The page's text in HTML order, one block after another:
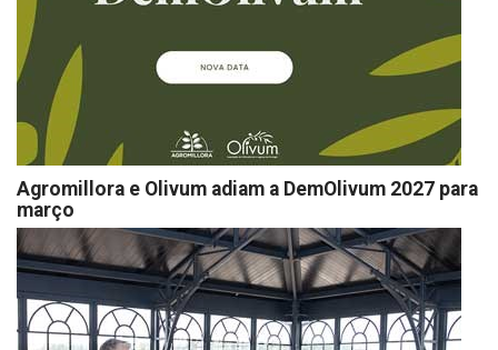
Agromillora e Olivum adiam a DemOlivum 2027 para
março